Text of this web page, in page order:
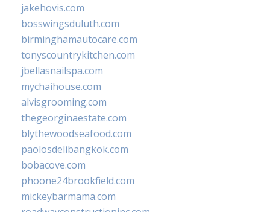
jakehovis.com
bosswingsduluth.com
birminghamautocare.com
tonyscountrykitchen.com
jbellasnailspa.com
mychaihouse.com
alvisgrooming.com
thegeorginaestate.com
blythewoodseafood.com
paolosdelibangkok.com
bobacove.com
phoone24brookfield.com
mickeybarmama.com